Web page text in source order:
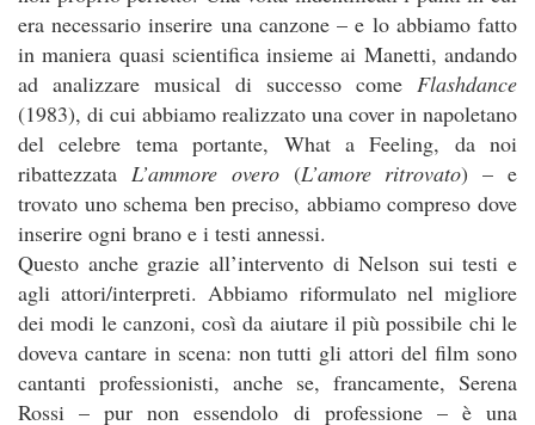
era necessario inserire una canzone – e lo abbiamo fatto
in maniera quasi scientifica insieme ai Manetti, andando
ad analizzare musical di successo come Flashdance
(1983), di cui abbiamo realizzato una cover in napoletano
del celebre tema portante, What a Feeling, da noi
ribattezzata L’ammore overo(L’amore ritrovato) – e
trovato uno schema ben preciso, abbiamo compreso dove
inserire ogni brano e i testi annessi.
Questo anche grazie all’intervento di Nelson sui testi e
agli attori/interpreti. Abbiamo riformulato nel migliore
dei modi le canzoni, così da aiutare il più possibile chi le
doveva cantare in scena: non tutti gli attori del film sono
cantanti professionisti, anche se, francamente, Serena
Rossi – pur non essendolo di professione – è una